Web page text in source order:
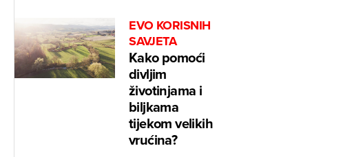
EVO KORISNIH
SAVJETA
Kako pomoći
divljim
životinjama i
biljkama
tijekom velikih
vrućina?